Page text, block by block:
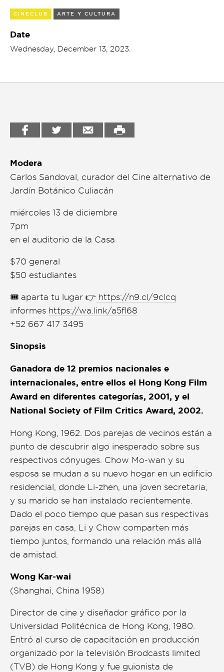
Garden
Bookstore
Workshop
Cineclub
Conferencias
Lideres 2026
Medio ambiente
Música en la Casa
Otros
Presentación de libro
Subastas
CINECLUB ARTE Y CULTURA
Date
Wednesday, December 13, 2023.
Modera
Carlos Sandoval, curador del Cine alternativo de
Jardín Botánico Culiacán
miércoles 13 de diciembre
7pm
en el auditorio de la Casa
$70 general
$50 estudiantes
🎟️ aparta tu lugar 👉 https://n9.cl/9clcq
informes https://wa.link/a5fl68
+52 667 417 3495
Sinopsis
Ganadora de 12 premios nacionales e
internacionales, entre ellos el Hong Kong Film
Award en diferentes categorías, 2001, y el
National Society of Film Critics Award, 2002.
Hong Kong, 1962. Dos parejas de vecinos están a
punto de descubrir algo inesperado sobre sus
respectivos cónyuges. Chow Mo-wan y su
esposa se mudan a su nuevo hogar en un edificio
residencial, donde Li-zhen, una joven secretaria,
y su marido se han instalado recientemente.
Dado el poco tiempo que pasan sus respectivas
parejas en casa, Li y Chow comparten más
tiempo juntos, formando una relación más allá
de amistad.
Wong Kar-wai
(Shanghai, China 1958)
Director de cine y diseñador gráfico por la
Universidad Politécnica de Hong Kong, 1980.
Entró al curso de capacitación en producción
organizado por la televisión Brodcasts limited
(TVB) de Hong Kong y fue guionista de